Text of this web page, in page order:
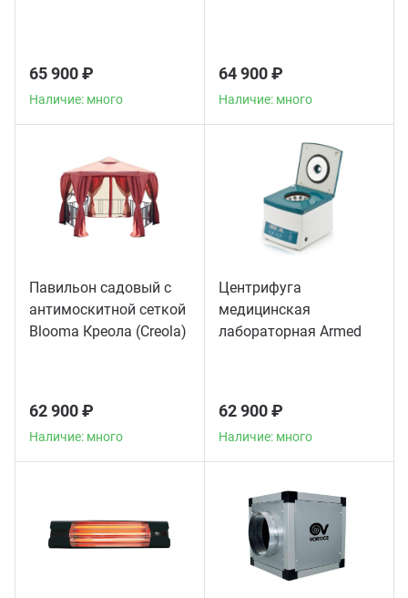
65 900 ₽
Наличие: много
64 900 ₽
Наличие: много
Павильон садовый с
антимоскитной сеткой
Blooma Креола (Creola)
62 900 ₽
Наличие: много
Центрифуга
медицинская
лабораторная Armed
62 900 ₽
Наличие: много